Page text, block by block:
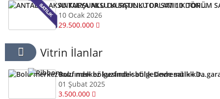
ANTALYA AKSU KURŞUNLU DA SATILIK TOPLAM 10 DÖNÜM SATILIK 1 DÖNÜMÜ 2.950.000 BİN TL
10 Ocak 2026
29.500.000
Vitrin İlanlar
Bolu merkez kuzfındık bölgesinde satılık Devremülk kira garantili
01 Şubat 2025
3.500.000